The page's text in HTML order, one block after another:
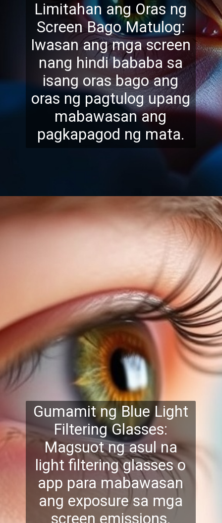
Limitahan ang Oras ng
Screen Bago Matulog:
Iwasan ang mga screen
nang hindi bababa sa
isang oras bagoang
oras ng pagtulog upang
mabawasan ang
pagkapagod ng mata.
Gumamit ng Blue Light
Filtering Glasses:
Magsuot ng asul na
light filtering glasses o
app para mabawasan
ang exposure sa mga
screen emissions.